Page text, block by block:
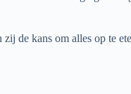
de kans om alles op te